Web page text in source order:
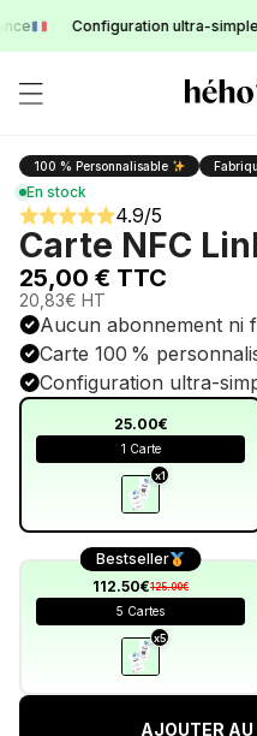
Configuration ultra-simple
100 % Personnalisable
En stock
4.9/5
Carte NFC
25,00 € TTC
20,83€ HT
Aucun abonnement ni
Carte 100 %
Configuration ultra-
25.00€
1 Carte
x1
Bestseller
112.50€125.00€
5 Cartes
x5
AJOUTER AU